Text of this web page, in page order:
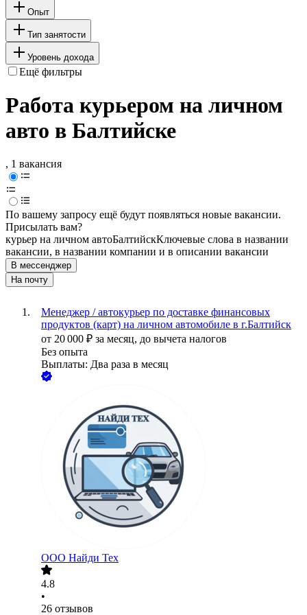
Опыт
Тип занятости
Уровень дохода
Ещё фильтры
Работа курьером на личном
авто в Балтийске
, 1 вакансия
По вашему запросу ещё будут появляться новые вакансии.
Присылать вам?
курьер на личном автоБалтийскКлючевые слова в названии
вакансии, в названии компании и в описании вакансии
В мессенджер
На почту
Менеджер / автокурьер по доставке финансовых
продуктов (карт) на личном автомобиле в г.Балтийск
от 20 000 ₽ за месяц, до вычета налогов
Без опыта
Выплаты: Два раза в месяц
ООО Найди Тех
4.8
•
26 отзывов